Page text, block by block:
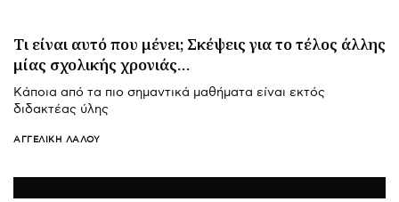
Τι είναι αυτό που μένει; Σκέψεις για το τέλος άλλης
μίας σχολικής χρονιάς…
Κάποια από τα πιο σημαντικά μαθήματα είναι εκτός
διδακτέας ύλης
ΑΓΓΕΛΙΚΉ ΛΆΛΟΥ